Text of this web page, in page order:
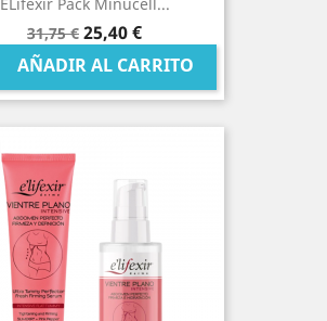
Precio
base
31,75 € Precio
25,40 €
AÑADIR AL CARRITO